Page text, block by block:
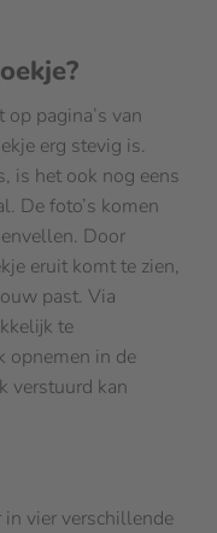
pagina’s van
erg stevig is.
is het ook nog eens
De foto’s komen
Door
eruit komt te zien,
past. Via
te
opnemen in de
verstuurd kan
in vier verschillende